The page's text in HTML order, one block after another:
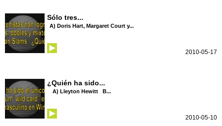
Sólo tres...
A) Doris Hart, Margaret Court y...
2010-05-17
¿Quién ha sido...
A) Lleyton Hewitt B...
2010-05-10